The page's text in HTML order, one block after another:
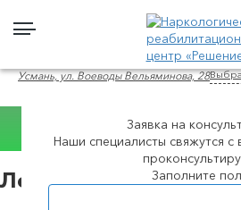
Усмань, ул. Воеводы Вельяминова, 28
WhatsApp
Лечение
Заявка на
Наши специалисты свяжутся с
Заполните